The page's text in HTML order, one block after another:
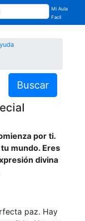
Mi Aula
Facil
Buscar
por ti.
mundo. Eres
divina
paz. Hay